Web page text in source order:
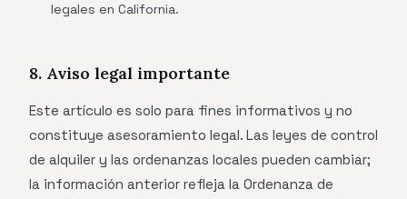
legales en California.
8. Aviso legal importante
Este artículo es solo para fines informativos y no
constituye asesoramiento legal. Las leyes de control
de alquiler y las ordenanzas locales pueden cambiar;
la información anterior refleja la Ordenanza de